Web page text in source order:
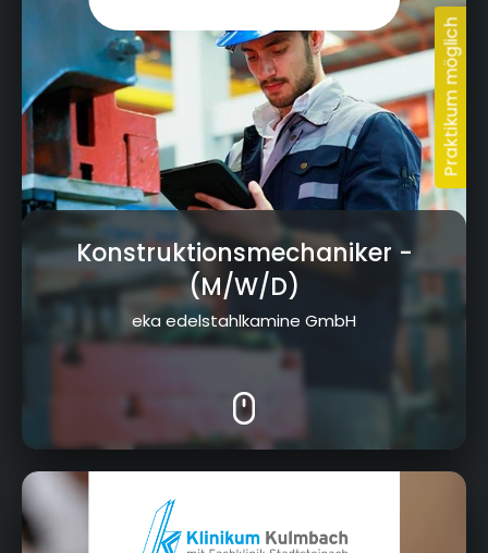
Konstruktionsmechaniker -
(M/W/D)
eka edelstahlkamine GmbH
Albert-Schweitzer-Straße 10, 95326 Kulmbach